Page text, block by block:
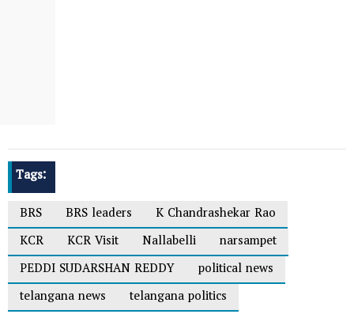
Tags:
BRS
BRS leaders
K Chandrashekar Rao
KCR
KCR Visit Nallabelli
narsampet
PEDDI SUDARSHAN REDDY
political news
telangana news
telangana politics